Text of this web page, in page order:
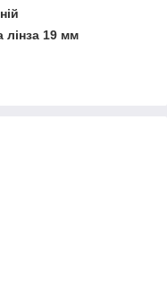
лінза 19 мм